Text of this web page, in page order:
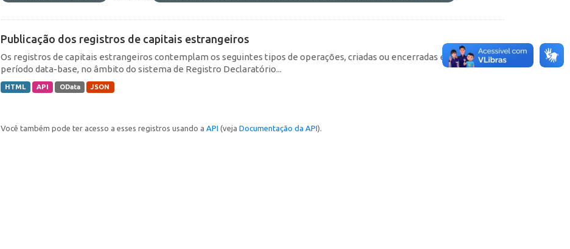
Publicação dos registros de capitais estrangeiros
Os registros de capitais estrangeiros contemplam os seguintes tipos de operações, criadas ou encerradas em cada
período data-base, no âmbito do sistema de Registro Declaratório...
HTML API OData JSON
Você também pode ter acesso a esses registros usando a API (veja Documentação da API).